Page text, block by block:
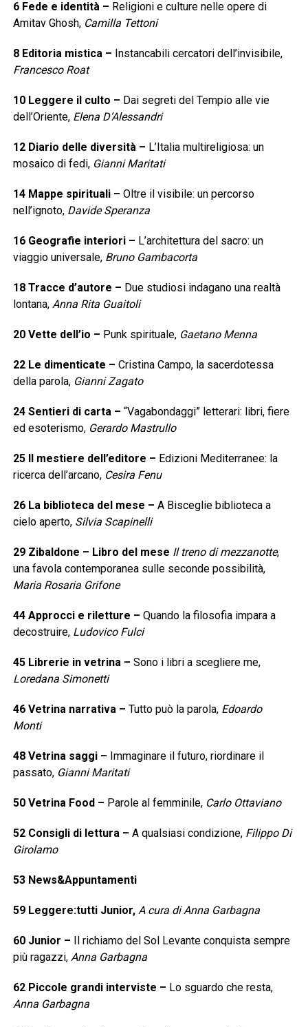
6 Fede e identità– Religioni e culture nelle opere di
Amitav Ghosh, Camilla Tettoni
8 Editoria mistica– Instancabili cercatori dell’invisibile,
Francesco Roat
10 Leggere il culto – Dai segreti del Tempio alle vie
dell’Oriente, Elena D’Alessandri
12 Diario delle diversità– L’Italia multireligiosa: un
mosaico di fedi, Gianni Maritati
14 Mappe spirituali– Oltre il visibile: un percorso
nell’ignoto, Davide Speranza
16 Geografie interiori– L’architettura del sacro: un
viaggio universale, Bruno Gambacorta
18 Tracce d’autore – Due studiosi indagano una realtà
lontana, Anna Rita Guaitoli
20 Vette dell’io – Punk spirituale, Gaetano Menna
22 Le dimenticate – Cristina Campo, la sacerdotessa
della parola, Gianni Zagato
24 Sentieri di carta– “Vagabondaggi” letterari: libri, fiere
ed esoterismo, Gerardo Mastrullo
25 Il mestiere dell’editore – Edizioni Mediterranee: la
ricerca dell’arcano, Cesira Fenu
26 La biblioteca del mese – A Bisceglie biblioteca a
cielo aperto, Silvia Scapinelli
29 Zibaldone – Libro del mese Il treno di mezzanotte,
una favola contemporanea sulle seconde possibilità,
Maria Rosaria Grifone
44 Approcci e riletture – Quando la filosofia impara a
decostruire, Ludovico Fulci
45 Librerie in vetrina– Sono i libri a scegliere me,
Loredana Simonetti
46 Vetrina narrativa– Tutto può la parola, Edoardo
Monti
48 Vetrina saggi– Immaginare il futuro, riordinare il
passato, Gianni Maritati
50 Vetrina Food – Parole al femminile, Carlo Ottaviano
52 Consigli di lettura– A qualsiasi condizione, Filippo Di
Girolamo
53 News&Appuntamenti
59 Leggere:tutti Junior, A cura di Anna Garbagna
60 Junior –
Il richiamo del Sol Levante conquista sempre
più ragazzi, Anna Garbagna
62 Piccole grandi interviste – Lo sguardo che resta,
Anna Garbagna